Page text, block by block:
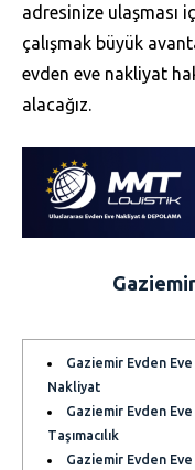
adresinize ulaşması
çalışmak büyük
evden eve nakliyat
alacağız.
Gaziemir Evden Eve
Nakliyat
Gaziemir Evden Eve
Taşımacılık
Gaziemir Evden Eve